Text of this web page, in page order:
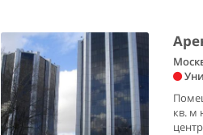
кв. м